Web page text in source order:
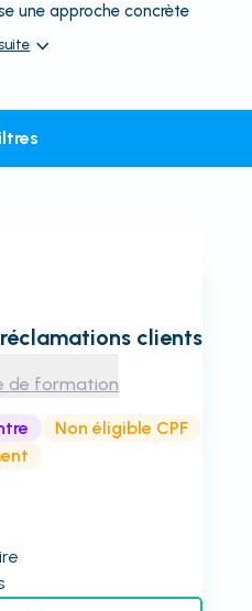
une approche concrète
clients
de formation
Non éligible CPF